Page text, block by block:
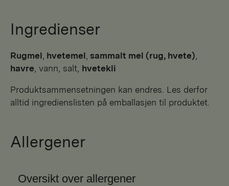
Ingredienser
Rugmel, hvetemel, sammalt mel (rug, hvete),
havre, vann, salt, hvetekli
Produktsammensetningen kan endres. Les derfor
alltid ingredienslisten på emballasjen til produktet.
Allergener
Oversikt over allergener